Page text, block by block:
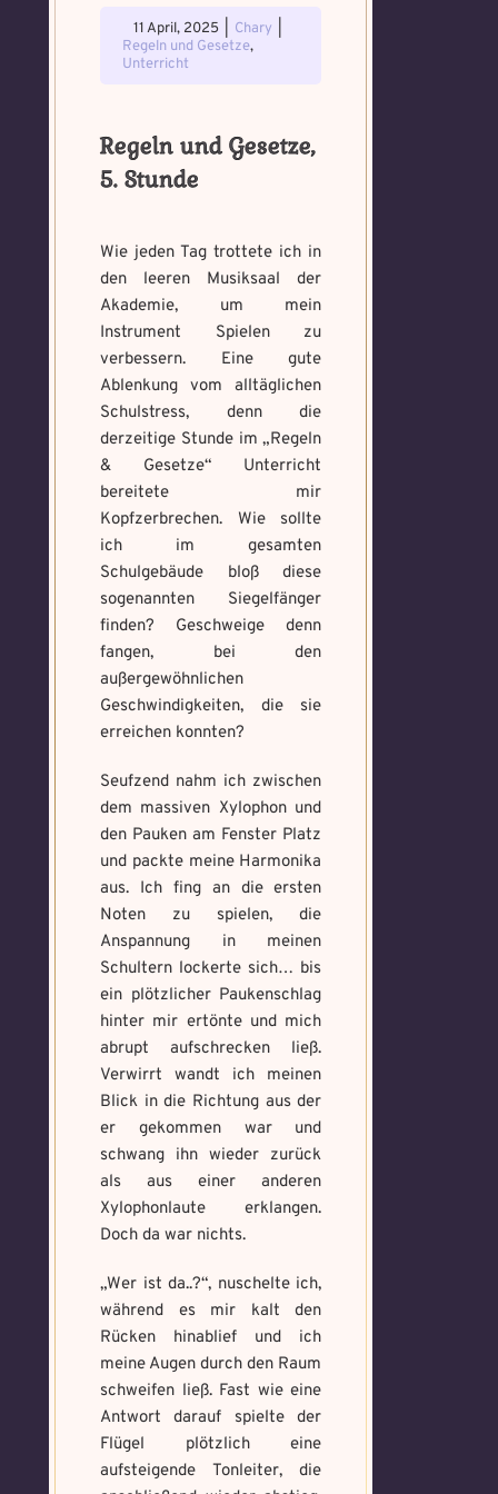
11 April, 2025 Chary
Regeln und Gesetze,
Unterricht
Regeln und Gesetze,
5. Stunde
Wie jeden Tag trottete ich in
den leeren Musiksaal der
Akademie, um mein
Instrument Spielen zu
verbessern. Eine gute
Ablenkung vom alltäglichen
Schulstress, denn die
derzeitige Stunde im „Regeln
& Gesetze“ Unterricht
bereitete mir
Kopfzerbrechen. Wie sollte
ich im gesamten
Schulgebäude bloß diese
sogenannten Siegelfänger
finden? Geschweige denn
fangen, bei den
außergewöhnlichen
Geschwindigkeiten, die sie
erreichen konnten?
Seufzend nahm ich zwischen
dem massiven Xylophon und
den Pauken am Fenster Platz
und packte meine Harmonika
aus. Ich fing an die ersten
Noten zu spielen, die
Anspannung in meinen
Schultern lockerte sich… bis
ein plötzlicher Paukenschlag
hinter mir ertönte und mich
abrupt aufschrecken ließ.
Verwirrt wandt ich meinen
Blick in die Richtung aus der
er gekommen war und
schwang ihn wieder zurück
als aus einer anderen
Xylophonlaute erklangen.
Doch da war nichts.
„Wer ist da..?“, nuschelte ich,
während es mir kalt den
Rücken hinablief und ich
meine Augen durch den Raum
schweifen ließ. Fast wie eine
Antwort darauf spielte der
Flügel plötzlich eine
aufsteigende Tonleiter, die
Voraussetzung:
Magische
Artefakte
Voraussetzung: 5.
Verteidigungsstunde